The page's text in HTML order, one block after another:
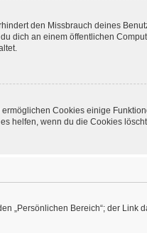
den Missbrauch deines
dich an einem öffentlichen
Cookies einige
helfen, wenn du die Cookies
„Persönlichen Bereich“; der Link